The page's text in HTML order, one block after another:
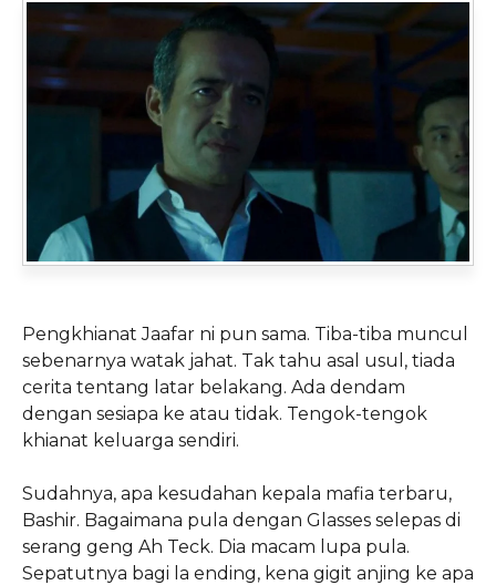
Pengkhianat Jaafar ni pun sama. Tiba-tiba muncul
sebenarnya watak jahat. Tak tahu asal usul, tiada
cerita tentang latar belakang. Ada dendam
dengan sesiapa ke atau tidak. Tengok-tengok
khianat keluarga sendiri.
Sudahnya, apa kesudahan kepala mafia terbaru,
Bashir. Bagaimana pula dengan Glasses selepas di
serang geng Ah Teck. Dia macam lupa pula.
Sepatutnya bagi la ending, kena gigit anjing ke apa